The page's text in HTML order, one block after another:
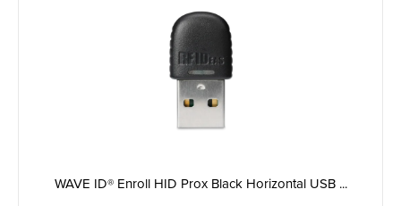
WAVE ID® Enroll HID Prox Black Horizontal USB ...